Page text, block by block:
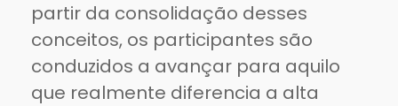
partir da consolidação desses
conceitos, os participantes são
conduzidos a avançar para aquilo
que realmente diferencia a alta